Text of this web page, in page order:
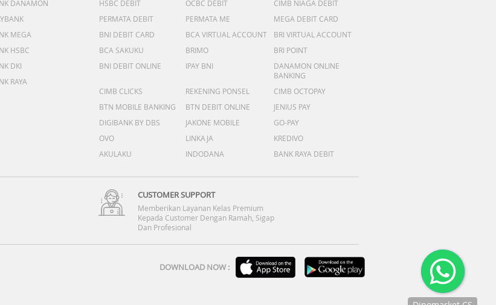
DANAMON
MEGA
HSBC
DKI
RAYA
HSBC DEBIT
OCBC DEBIT
CIMB NIAGA DEBIT
PERMATA DEBIT
PERMATA ME
MEGA DEBIT CARD
BNI DEBIT CARD
BCA VIRTUAL ACCOUNT
BRI VIRTUAL ACCOUNT
BCA SAKUKU
BRIMO
BRI POINT
BNI DEBIT ONLINE
IPAY BNI
DANAMON ONLINE
BANKING
CIMB CLICKS
REKENING PONSEL
CIMB OCTOPAY
BTN MOBILE BANKING
BTN DEBIT ONLINE
JENIUS PAY
DIGIBANK BY DBS
JAKONE MOBILE
GO-PAY
OVO
LINKAJA
KREDIVO
AKULAKU
INDODANA BANK RAYA DEBIT
CUSTOMER SUPPORT
Memberikan Layanan Kelas Premium
Kepada Customer Dengan Ramah, Sigap
Dan Profesional
DOWNLOAD NOW :